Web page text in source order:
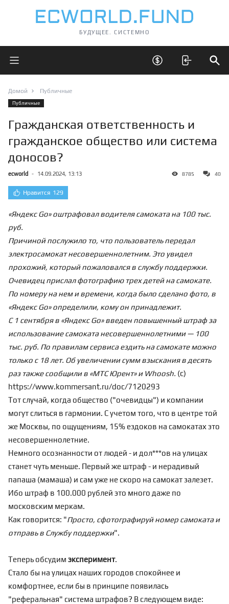
БУДУЩЕЕ. СИСТЕМНО
Открыть главное меню Открыть скрытые
Домой Публичные
Публичные
Гражданская ответственность и
гражданское общество или система
доносов?
ecworld - 14.09.2024, 13:13 8785 40
Нравится 129
«Яндекс Go» оштрафовал водителя самоката на 100 тыс.
руб.
Причиной послужило то, что пользователь передал
электросамокат несовершеннолетним. Это увидел
прохожий, который пожаловался в службу поддержки.
Очевидец прислал фотографию трех детей на самокате.
По номеру на нем и времени, когда было сделано фото, в
«Яндекс Go» определили, кому он принадлежит.
С 1 сентября в «Яндекс Go» введен повышенный штраф за
использование самоката несовершеннолетними — 100
тыс. руб. По правилам сервиса ездить на самокате можно
только с 18 лет. Об увеличении сумм взыскания в десять
раз также сообщили в «МТС Юрент» и Whoosh. (с)
https://www.kommersant.ru/doc/7120293
Тот случай, когда общество ("очевидцы") и компании
могут слиться в гармонии. С учетом того, что в центретой
же Москвы, по ощущениям, 15% ездоков на самокатах это
несовершеннолетние.
Немного осознанности от людей - и дол***ов на улицах
станет чуть меньше. Первый же штраф - и нерадивый
папаша (мамаша) и сам уже не скоро на самокат залезет.
Ибо штраф в 100.000 рублей это много даже по
московским меркам.
Как говорится: "Просто, сфотографируй номер самоката и
отправь в Службу поддержки".
Теперь обсудим эксперимент.
Стало бы на улицах наших городов спокойнее и
комфортнее, если бы в принципе появилась
"реферальная" система штрафов? В следующем виде: